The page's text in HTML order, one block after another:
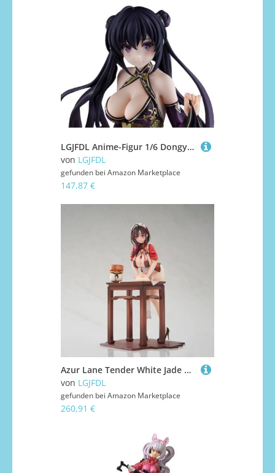
LGJFDL Anime-Figur 1/6 Dongyuemoli, niedliche Puppe, Dekoration, Modell, Cartoon-Spielzeugfigur, Anime-Girl-Serie, 15 cm (mit Sockel)
von LGJFDL
gefunden bei Amazon Marketplace
147,87 €
Azur Lane Tender White Jade Ver Actionfiguren PVC Sammlerstück Statue Dekoration Ornamente Geschenk
von LGJFDL
gefunden bei Amazon Marketplace
260,91 €